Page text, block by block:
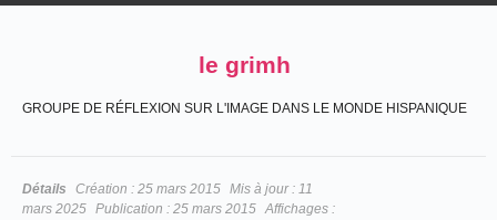
le grimh
GROUPE DE RÉFLEXION SUR L'IMAGE DANS LE MONDE HISPANIQUE
Détails Création : 25 mars 2015 Mis à jour : 11
mars 2025 Publication : 25 mars 2015 Affichages :